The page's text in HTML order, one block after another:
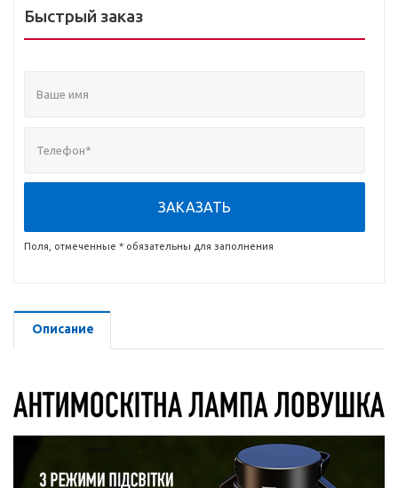
Быстрый заказ
ЗАКАЗАТЬ
Поля, отмеченные * обязательны для заполнения
Описание